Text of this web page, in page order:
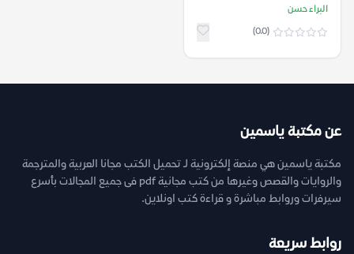
البراء حسن
(0.0)
عن مكتبة ياسمين
مكتبة ياسمين هي منصة إلكترونية لـ تحميل الكتب مجانا العربية والمترجمة
والروايات والقصص وغيرها من كتب مجانية pdf فى جميع المجالات بأسرع
سيرفرات وروابط مباشرة و قراءة كتب اونلاين.
روابط سريعة